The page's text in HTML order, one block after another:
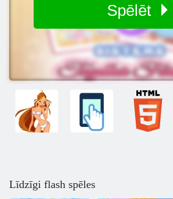
Spēlēt
Līdzīgi flash spēles